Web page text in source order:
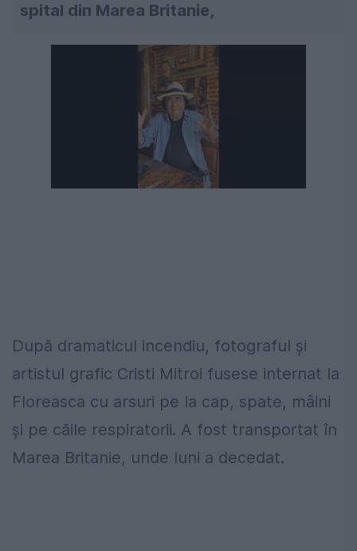
spital din Marea Britanie,
După dramaticul incendiu, fotograful şi
artistul grafic Cristi Mitroi fusese internat la
Floreasca cu arsuri pe la cap, spate, mâini
şi pe căile respiratorii. A fost transportat în
Marea Britanie, unde luni a decedat.